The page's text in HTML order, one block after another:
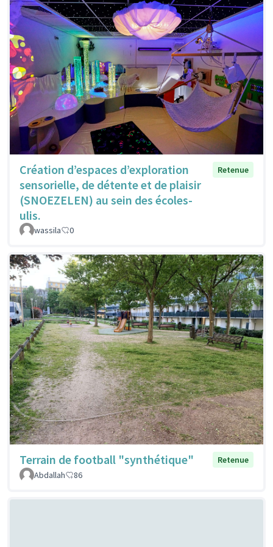
Création d’espaces d’exploration
sensorielle, de détente et de plaisir
(SNOEZELEN) au sein des écoles-
ulis.
Retenue
wassila 0
Terrain de football "synthétique"
Retenue
Abdallah
86